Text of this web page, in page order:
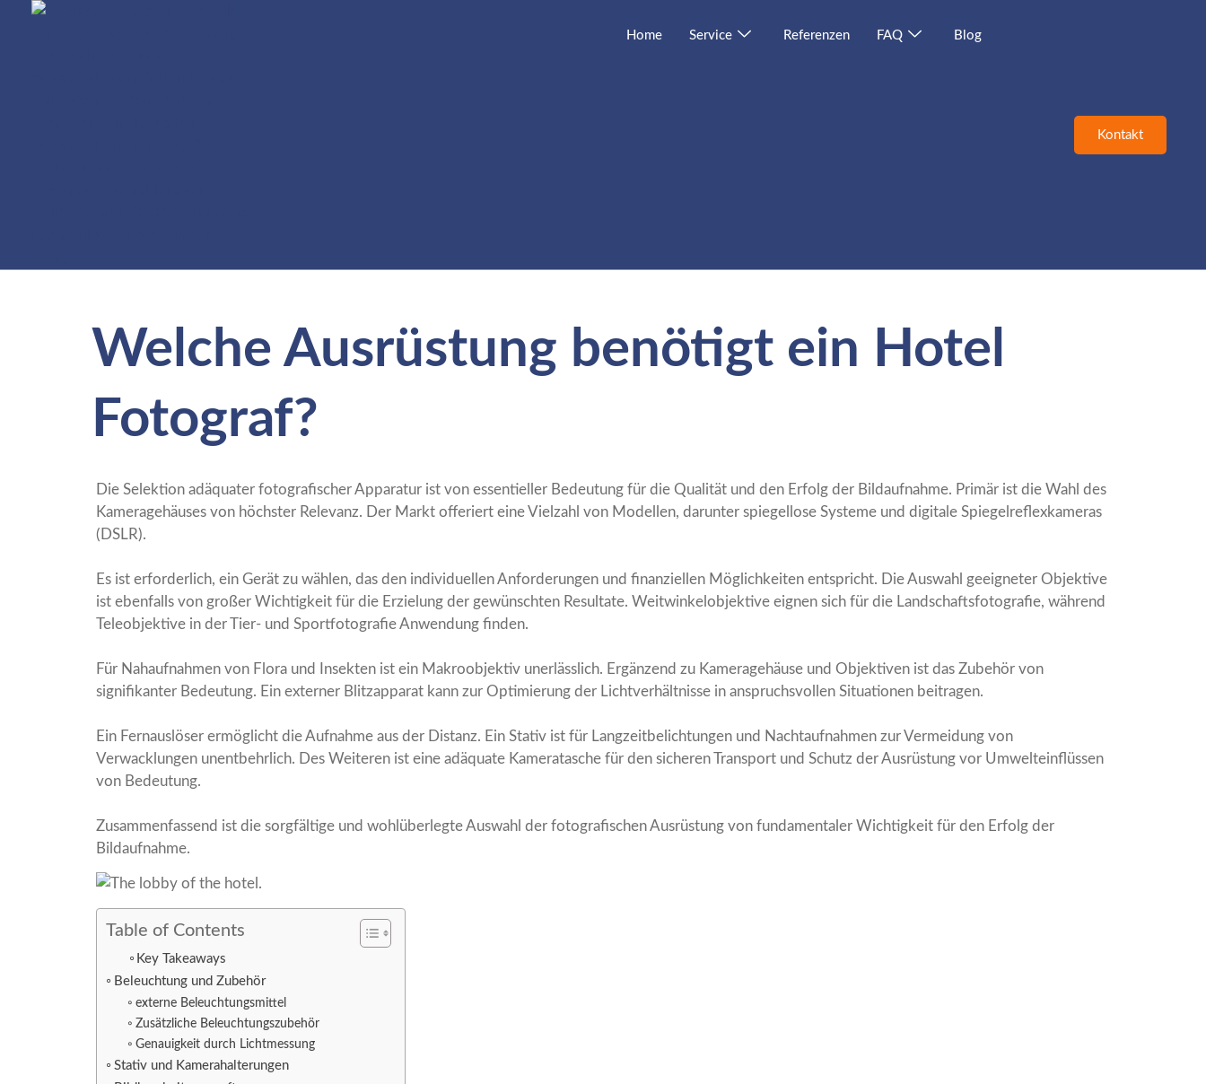
Home Service Referenzen FAQ Blog
Kontakt
Welche Ausrüstung benötigt ein Hotel
Fotograf?
Die Selektion adäquater fotografischer Apparatur ist von essentieller Bedeutung für die Qualität und den Erfolg der Bildaufnahme. Primär ist die Wahl des
Kameragehäuses von höchster Relevanz. Der Markt offeriert eine Vielzahl von Modellen, darunter spiegellose Systeme und digitale Spiegelreflexkameras
(DSLR).
Es ist erforderlich, ein Gerät zu wählen, das den individuellen Anforderungen und finanziellen Möglichkeiten entspricht. Die Auswahl geeigneter Objektive
ist ebenfalls von großer Wichtigkeit für die Erzielung der gewünschten Resultate. Weitwinkelobjektive eignen sich für die Landschaftsfotografie, während
Teleobjektive in der Tier- und Sportfotografie Anwendung finden.
Für Nahaufnahmen von Flora und Insekten ist ein Makroobjektiv unerlässlich. Ergänzend zu Kameragehäuse und Objektiven ist das Zubehör von
signifikanter Bedeutung. Ein externer Blitzapparat kann zur Optimierung der Lichtverhältnisse in anspruchsvollen Situationen beitragen.
Ein Fernauslöser ermöglicht die Aufnahme aus der Distanz. Ein Stativ ist für Langzeitbelichtungen und Nachtaufnahmen zur Vermeidung von
Verwacklungen unentbehrlich. Des Weiteren ist eine adäquate Kameratasche für den sicheren Transport und Schutz der Ausrüstung vor Umwelteinflüssen
von Bedeutung.
Zusammenfassend ist die sorgfältige und wohlüberlegte Auswahl der fotografischen Ausrüstung von fundamentaler Wichtigkeit für den Erfolg der
Bildaufnahme.
Table of Contents
Key Takeaways
Beleuchtung und Zubehör
externe Beleuchtungsmittel
Zusätzliche Beleuchtungszubehör
Genauigkeit durch Lichtmessung
Stativ und Kamerahalterungen